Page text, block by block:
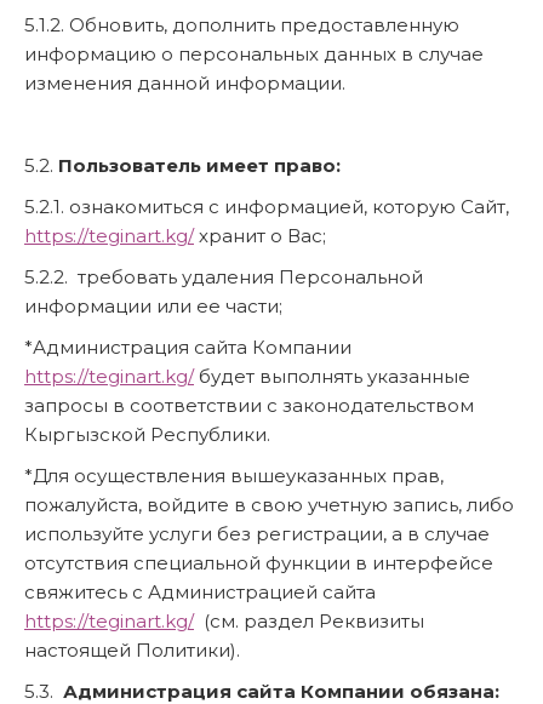
5.1.2. Обновить, дополнить предоставленную
информацию о персональных данных в случае
изменения данной информации.
5.2. Пользователь имеет право:
5.2.1. ознакомиться с информацией, которую Сайт,
https://teginart.kg/хранит о Вас;
5.2.2. требовать удаления Персональной
информации или ее части;
*Администрация сайта Компании
https://teginart.kg/будет выполнять указанные
запросы в соответствии с законодательством
Кыргызской Республики.
*Для осуществления вышеуказанных прав,
пожалуйста, войдите в свою учетную запись, либо
используйте услуги без регистрации, а в случае
отсутствия специальной функции в интерфейсе
свяжитесь с Администрацией сайта
https://teginart.kg/(см. раздел Реквизиты
настоящей Политики).
5.3. Администрация сайта Компании обязана: